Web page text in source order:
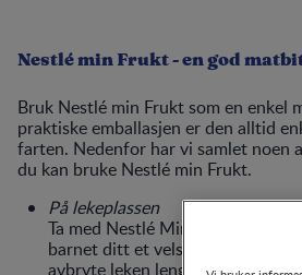
Nestlé min Frukt - en god
Bruk Nestlé min Frukt som en enkel
praktiske emballasjen er den alltid
farten. Nedenfor har vi samlet noen
du kan bruke Nestlé min Frukt.
På lekeplassen
Ta med Nestlé Min Frukt til
barnet ditt et velsmakende
avbryte leken lenge – en